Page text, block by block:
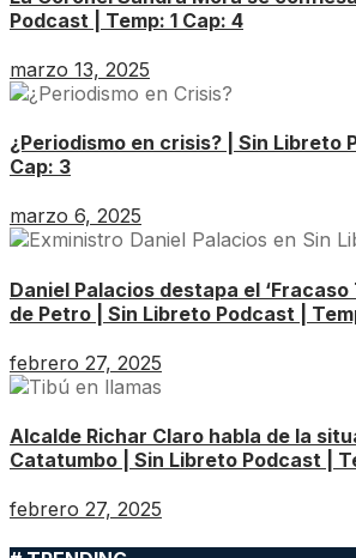
Podcast | Temp: 1 Cap: 4
marzo 13, 2025
¿Periodismo en crisis? | Sin Libreto
Cap: 3
marzo 6, 2025
Daniel Palacios destapa el ‘Fracaso
de Petro | Sin Libreto Podcast |
febrero 27, 2025
Alcalde Richar Claro habla de la
Catatumbo | Sin Libreto Podcast |
febrero 27, 2025